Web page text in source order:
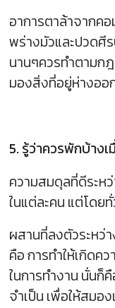
อาการตาล้าจากค
พร่างมัวและปวดศี
นานๆควรทำตามก
มองสิ่งที่อยู่ห่างออ
5. รู้ว่าควรพักบ้างเ
ความสมดุลที่ดีระห
ในแต่ละคน แต่โดย
ผสานที่ลงตัวระหว่
คือ การทำให้เกิด
ในการทำงาน นั่นก็
จำเป็น เพื่อให้สมอ